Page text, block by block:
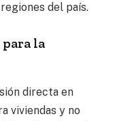
del país.
la
directa en
viviendas y no